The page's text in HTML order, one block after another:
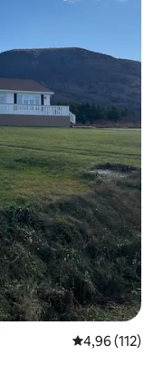
Średnia
4,96 (112)